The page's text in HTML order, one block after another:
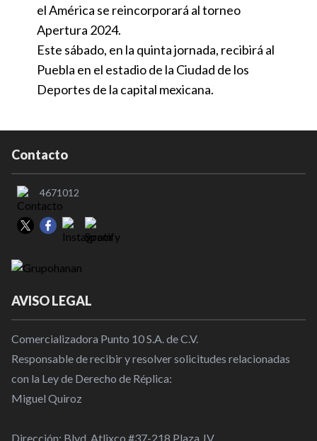
el América se reincorporará al torneo
Apertura 2024.
Este sábado, en la quinta jornada, recibirá al
Puebla en el estadio de la Ciudad de los
Deportes de la capital mexicana.
Contacto
4671012
AVISO LEGAL
Comercializadora Punto 10 S.A. de C.V.
Responsable de recibir y resolver solicitudes relacionadas
con la Ley de Derecho de Réplica:
Miguel Quiroz
Dirección: Blvd. Atlixco #37-218 Plaza JV